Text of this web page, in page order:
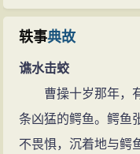
轶事典故
谯水击蛟
曹操十岁那年，有
条凶猛的鳄鱼。鳄鱼
不畏惧，沉着地与鳄